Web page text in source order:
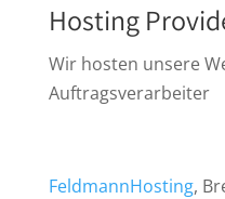
Hosting
Wir hosten unsere
Auftragsverarbeiter
FeldmannHosting,